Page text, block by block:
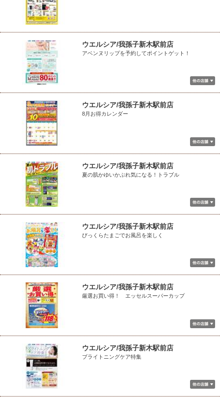
ウエルシア/我孫子新木駅前店
アベンヌリップを予約してポイントゲット！
ウエルシア/我孫子新木駅前店
8月お得カレンダー
ウエルシア/我孫子新木駅前店
夏の肌かゆいかぶれ気になる！トラブル
ウエルシア/我孫子新木駅前店
びっくらたまごでお風呂を楽しく
ウエルシア/我孫子新木駅前店
厳選お買い得！ エッセルスーパーカップ
ウエルシア/我孫子新木駅前店
ブライトニングケア特集